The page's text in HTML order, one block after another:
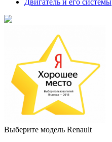
Выберите модель Renault